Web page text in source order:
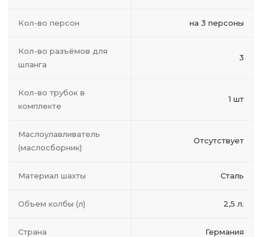
Кол-во персон на 3 персоны
Кол-во разъёмов для
шланга
3
Кол-во трубок в
комплекте
1 шт
Маслоулавливатель
(маслосборник)
Отсутствует
Материал шахты Сталь
Объем колбы (л) 2,5 л.
Страна Германия